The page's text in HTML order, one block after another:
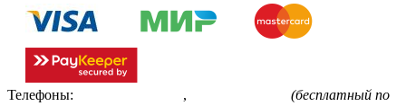
Телефоны: ,
(бесплатный по